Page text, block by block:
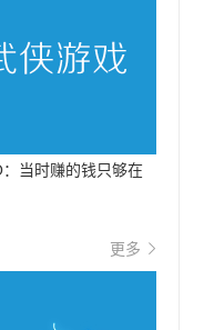
当时赚的钱只够在
更多